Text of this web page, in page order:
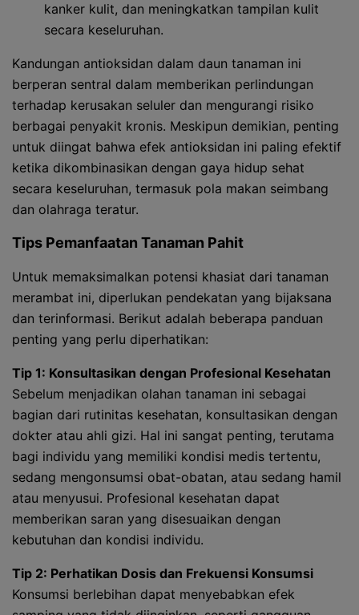
kanker kulit, dan meningkatkan tampilan kulit
secara keseluruhan.
Kandungan antioksidan dalam daun tanaman ini
berperan sentral dalam memberikan perlindungan
terhadap kerusakan seluler dan mengurangi risiko
berbagai penyakit kronis. Meskipun demikian, penting
untuk diingat bahwa efek antioksidan ini paling efektif
ketika dikombinasikan dengan gaya hidup sehat
secara keseluruhan, termasuk pola makan seimbang
dan olahraga teratur.
Tips Pemanfaatan Tanaman Pahit
Untuk memaksimalkan potensi khasiat dari tanaman
merambat ini, diperlukan pendekatan yang bijaksana
dan terinformasi. Berikut adalah beberapa panduan
penting yang perlu diperhatikan:
Tip 1: Konsultasikan dengan Profesional Kesehatan
Sebelum menjadikan olahan tanaman ini sebagai
bagian dari rutinitas kesehatan, konsultasikan dengan
dokter atau ahli gizi. Hal ini sangat penting, terutama
bagi individu yang memiliki kondisi medis tertentu,
sedang mengonsumsi obat-obatan, atau sedang hamil
atau menyusui. Profesional kesehatan dapat
memberikan saran yang disesuaikan dengan
kebutuhan dan kondisi individu.
Tip 2: Perhatikan Dosis dan Frekuensi Konsumsi
Konsumsi berlebihan dapat menyebabkan efek